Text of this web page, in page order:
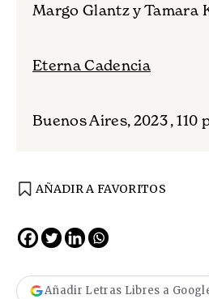
Margo Glantz y Tamara
Eterna Cadencia
Buenos Aires, 2023 , 110
AÑADIR A FAVORITOS
Añadir Letras Libres a